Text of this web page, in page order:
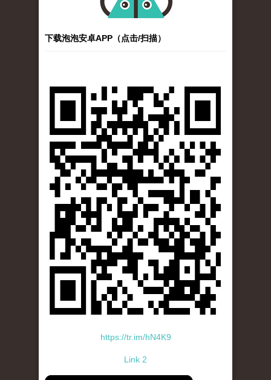
下载泡泡安卓APP（点击/扫描）
https://tr.im/hN4K9
Link 2